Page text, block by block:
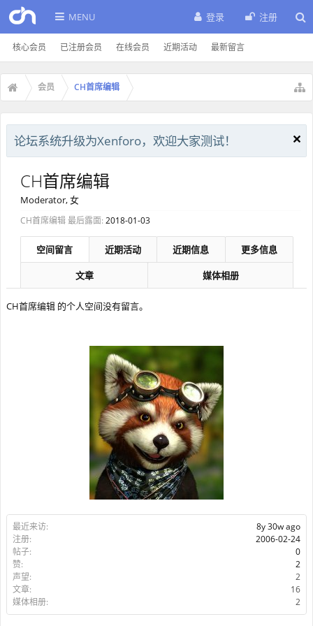
MENU
核心会员 已注册会员 在线会员 近期活动 最新留言
登录 注册
会员 CH首席编辑
论坛系统升级为Xenforo，欢迎大家测试！
最近来访:
8y 30w ago
注册:
2006-02-24
帖子:
0
赞:
2
声望:
2
文章:
16
媒体相册:
2
CH首席编辑
Moderator, 女
CH首席编辑 最后露面: 2018-01-03
空间留言 近期活动 近期信息 更多信息
文章 媒体相册
CH首席编辑 的个人空间没有留言。